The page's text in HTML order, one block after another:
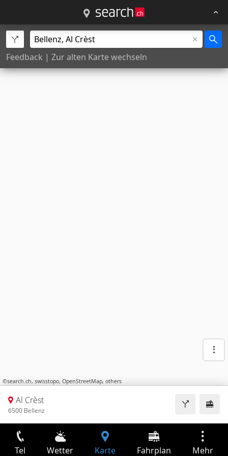
Feedback | Zur alten Karte wechseln
©search.ch, swisstopo, OpenStreetMap, others
Al Crèst
6500 Bellenz
Tel Wetter Karte Fahrplan Mehr